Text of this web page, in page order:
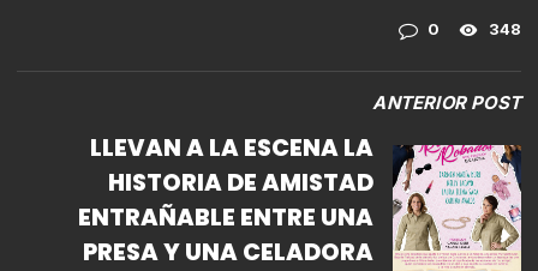
0 348
ANTERIOR POST
LLEVAN A LA ESCENA LA
HISTORIA DE AMISTAD
ENTRAÑABLE ENTRE UNA
PRESA Y UNA CELADORA